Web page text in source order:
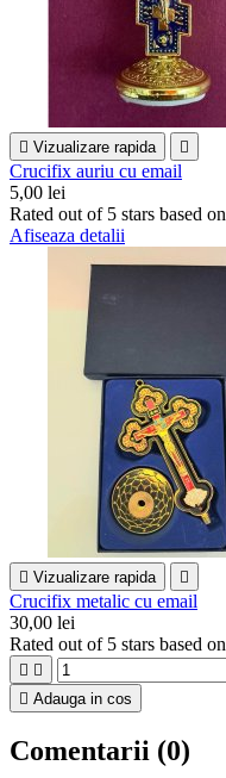
 Vizualizare rapida 
Crucifix auriu cu email
5,00 lei
Rated out of 5 stars based on
Afiseaza detalii
 Vizualizare rapida 
Crucifix metalic cu email
30,00 lei
Rated out of 5 stars based on
 
 Adauga in cos
Comentarii (0)